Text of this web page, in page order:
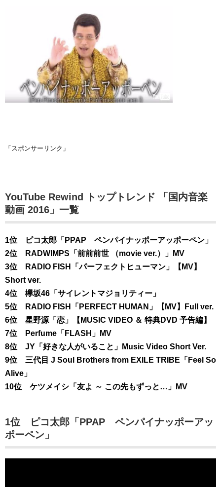
「スポンサーリンク」
YouTube Rewind トップトレンド 「国内音楽
動画 2016」一覧
1位 ピコ太郎「PPAP ペンパイナッポーアッポーペン」
2位 RADWIMPS「前前前世 （movie ver.）」MV
3位 RADIO FISH「パーフェクトヒューマン」【MV】
Short ver.
4位 欅坂46「サイレントマジョリティー」
5位 RADIO FISH「PERFECT HUMAN」【MV】Full ver.
6位 星野源「恋」【MUSIC VIDEO ＆ 特典DVD 予告編】
7位 Perfume「FLASH」MV
8位 JY「好きな人がいること」Music Video Short Ver.
9位 三代目 J Soul Brothers from EXILE TRIBE「Feel So
Alive」
10位 ケツメイシ「友よ ～ この先もずっと…」MV
1位 ピコ太郎「PPAP ペンパイナッポーアッ
ポーペン」